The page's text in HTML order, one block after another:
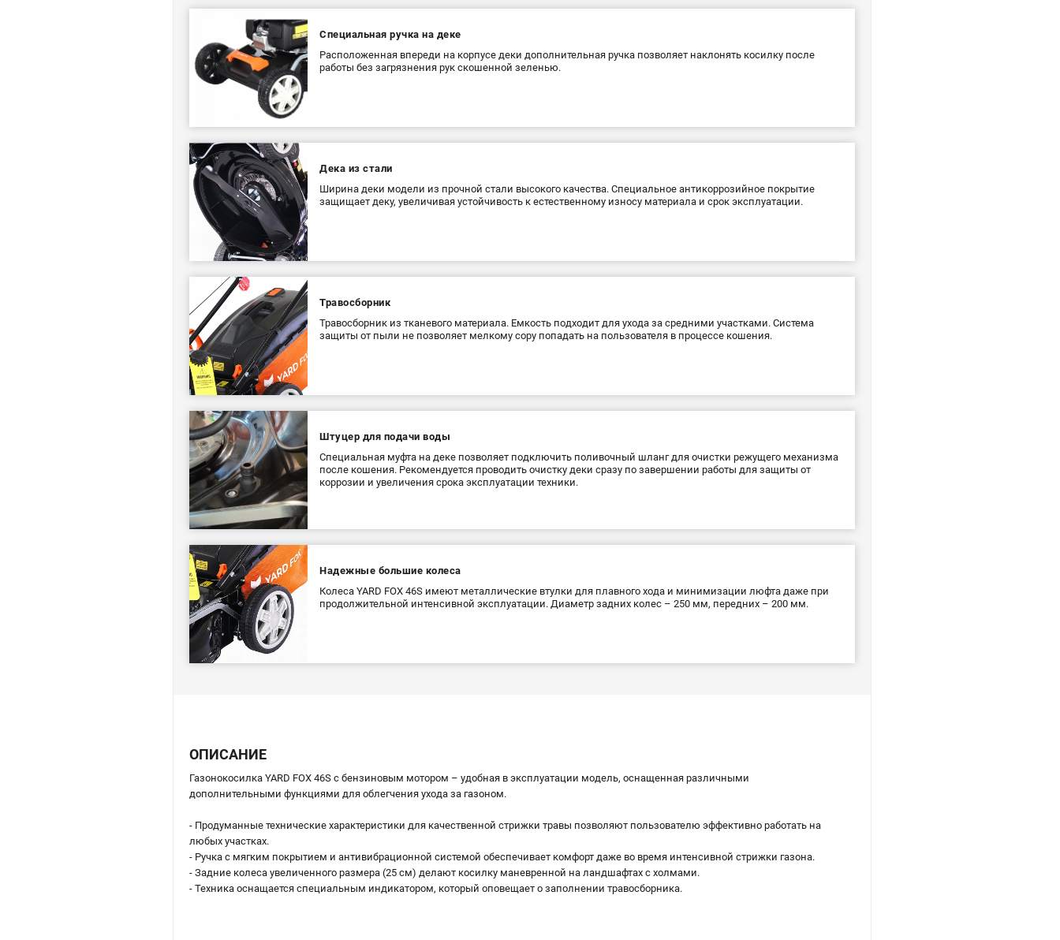
Специальная ручка на деке
Расположенная впереди на корпусе деки дополнительная ручка позволяет наклонять косилку после
работы без загрязнения рук скошенной зеленью.
Дека из стали
Ширина деки модели из прочной стали высокого качества. Специальное антикоррозийное покрытие
защищает деку, увеличивая устойчивость к естественному износу материала и срок эксплуатации.
Травосборник
Травосборник из тканевого материала. Емкость подходит для ухода за средними участками. Система
защиты от пыли не позволяет мелкому сору попадать на пользователя в процессе кошения.
Штуцер для подачи воды
Специальная муфта на деке позволяет подключить поливочный шланг для очистки режущего механизма
после кошения. Рекомендуется проводить очистку деки сразу по завершении работы для защиты от
коррозии и увеличения срока эксплуатации техники.
Надежные большие колеса
Колеса YARD FOX 46S имеют металлические втулки для плавного хода и минимизации люфта даже при
продолжительной интенсивной эксплуатации. Диаметр задних колес – 250 мм, передних – 200 мм.
ОПИСАНИЕ
Газонокосилка YARD FOX 46S с бензиновым мотором – удобная в эксплуатации модель, оснащенная различными
дополнительными функциями для облегчения ухода за газоном.
- Продуманные технические характеристики для качественной стрижки травы позволяют пользователю эффективно работать на
любых участках.
- Ручка с мягким покрытием и антивибрационной системой обеспечивает комфорт даже во время интенсивной стрижки газона.
- Задние колеса увеличенного размера (25 см) делают косилку маневренной на ландшафтах с холмами.
- Техника оснащается специальным индикатором, который оповещает о заполнении травосборника.